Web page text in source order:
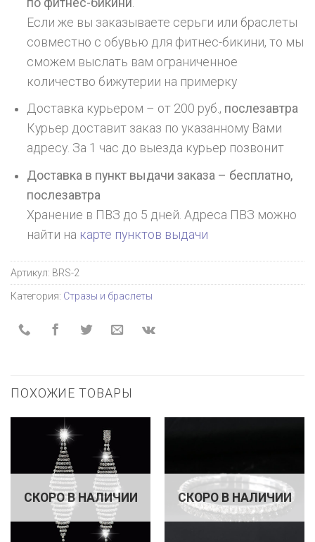
Если же вы заказываете серьги или браслеты
совместно с обувью для фитнес-бикини, то мы
сможем выслать вам ограниченное
количество бижутерии на примерку
Доставка курьером – от 200 руб., послезавтра
Курьер доставит заказ по указанному Вами
адресу. За 1 час до выезда курьер позвонит
Доставка в пункт выдачи заказа – бесплатно,
послезавтра
Хранение в ПВЗ до 5 дней. Адреса ПВЗ можно
найти на карте пунктов выдачи
Артикул: BRS-2
Категория: Стразы и браслеты
ПОХОЖИЕ ТОВАРЫ
СКОРО В НАЛИЧИИ СКОРО В НАЛИЧИИ